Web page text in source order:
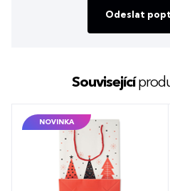
Odeslat
Související
NOVINKA